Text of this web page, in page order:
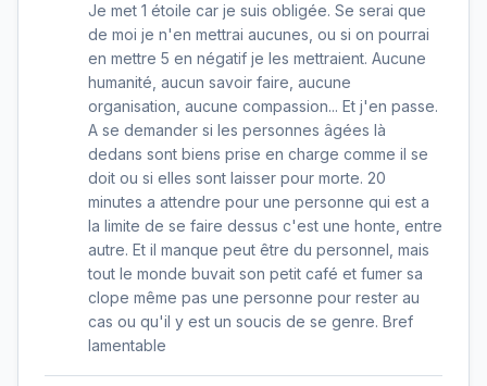
Je met 1 étoile car je suis obligée. Se serai que
de moi je n'en mettrai aucunes, ou si on pourrai
en mettre 5 en négatif je les mettraient. Aucune
humanité, aucun savoir faire, aucune
organisation, aucune compassion... Et j'en passe.
A se demander si les personnes âgées là
dedans sont biens prise en charge comme il se
doit ou si elles sont laisser pour morte. 20
minutes a attendre pour une personne qui est a
la limite de se faire dessus c'est une honte, entre
autre. Et il manque peut être du personnel, mais
tout le monde buvait son petit café et fumer sa
clope même pas une personne pour rester au
cas ou qu'il y est un soucis de se genre. Bref
lamentable